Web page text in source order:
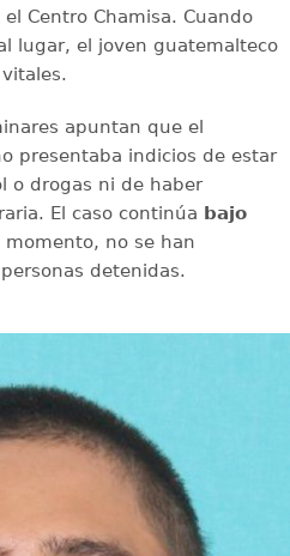
Centro Chamisa. Cuando
lugar, el joven guatemalteco
apuntan que el
presentaba indicios de estar
o drogas ni de haber
El caso continúa bajo
no se han
detenidas.